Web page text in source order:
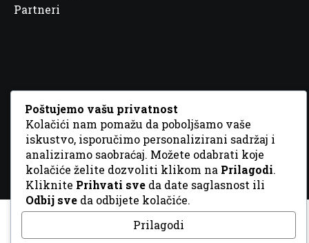
Partneri
© 2026 Sva prava zadržana. DizajnGordonDM
Poštujemo vašu privatnost
Kolačići nam pomažu da poboljšamo vaše
iskustvo, isporučimo personalizirani sadržaj i
analiziramo saobraćaj. Možete odabrati koje
kolačiće želite dozvoliti klikom na Prilagodi.
Kliknite Prihvati sve da date saglasnost ili
Odbij sve da odbijete kolačiće.
Prilagodi